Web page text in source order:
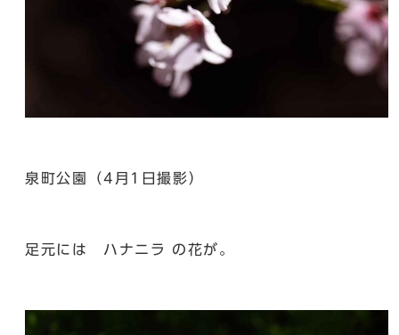
泉町公園（4月1日撮影）
足元には ハナニラ の花が。